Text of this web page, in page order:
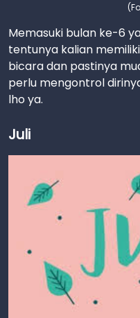
Memasuki bulan ke-6
tentunya kalian
bicara dan pastinya
perlu mengontrol
lho ya.
Juli